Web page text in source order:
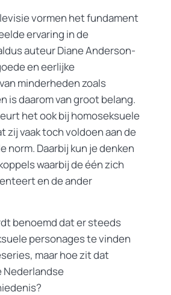
vormen het fundament
ervaring in de
auteur Diane Anderson-
en eerlijke
minderheden zoals
is daarom van groot belang.
het ook bij homoseksuele
zij vaak toch voldoen aan de
norm. Daarbij kun je denken
waarbij de één zich
en de ander
benoemd dat er steeds
personages te vinden
maar hoe zit dat
Nederlandse